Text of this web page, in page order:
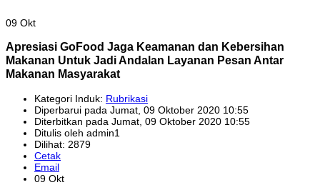
09 Okt
Apresiasi GoFood Jaga Keamanan dan Kebersihan
Makanan Untuk Jadi Andalan Layanan Pesan Antar
Makanan Masyarakat
Kategori Induk: Rubrikasi
Diperbarui pada Jumat, 09 Oktober 2020 10:55
Diterbitkan pada Jumat, 09 Oktober 2020 10:55
Ditulis oleh admin1
Dilihat: 2879
Cetak
Email
09 Okt